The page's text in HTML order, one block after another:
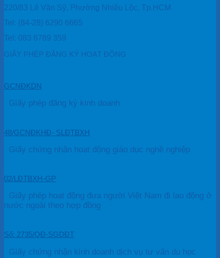
220/83 Lê Văn Sỹ, Phường Nhiêu Lộc, Tp.HCM
Tel: (84-28) 6290 6665
Tel: 083 6789 359
GIẤY PHÉP ĐĂNG KÝ HOẠT ĐỘNG
GCNĐKDN
Giấy phép đăng ký kinh doanh
48/GCNĐKHĐ- SLĐTBXH
Giấy chứng nhận hoạt động giáo dục nghề nghiệp
02/LĐTBXH-GP
Giấy phép hoạt động đưa người Việt Nam đi lao động ở
nước ngoài theo hợp đồng
Số: 2735/QĐ-SGDĐT
Giấy chứng nhận kinh doanh dịch vụ tư vấn du học